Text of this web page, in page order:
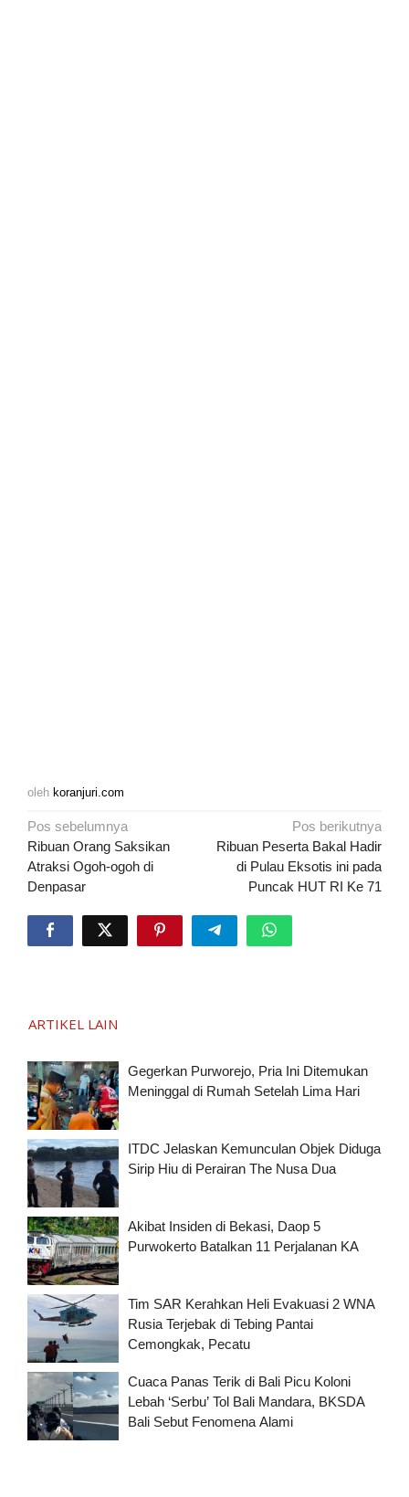
oleh koranjuri.com
Navigasi
pos
Pos sebelumnya
Ribuan Orang Saksikan
Atraksi Ogoh-ogoh di
Denpasar
Pos berikutnya
Ribuan Peserta Bakal Hadir
di Pulau Eksotis ini pada
Puncak HUT RI Ke 71
ARTIKEL LAIN
Gegerkan Purworejo, Pria Ini Ditemukan
Meninggal di Rumah Setelah Lima Hari
ITDC Jelaskan Kemunculan Objek Diduga
Sirip Hiu di Perairan The Nusa Dua
Akibat Insiden di Bekasi, Daop 5
Purwokerto Batalkan 11 Perjalanan KA
Tim SAR Kerahkan Heli Evakuasi 2 WNA
Rusia Terjebak di Tebing Pantai
Cemongkak, Pecatu
Cuaca Panas Terik di Bali Picu Koloni
Lebah ‘Serbu’ Tol Bali Mandara, BKSDA
Bali Sebut Fenomena Alami